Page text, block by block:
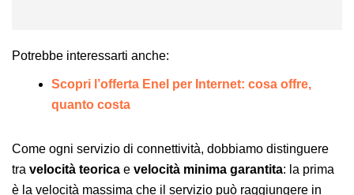
Potrebbe interessarti anche:
Scopri l’offerta Enel per Internet: cosa offre,
quanto costa
Come ogni servizio di connettività, dobbiamo distinguere
tra velocità teorica e velocità minima garantita: la prima
è la velocità massima che il servizio può raggiungere in